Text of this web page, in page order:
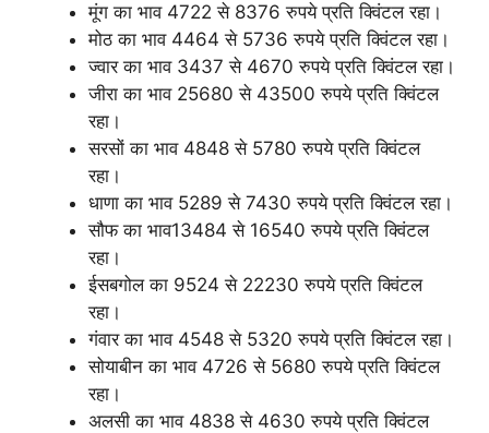
मूंग का भाव 4722 से 8376 रुपये प्रति क्विंटल रहा।
मोठ का भाव 4464 से 5736 रुपये प्रति क्विंटल रहा।
ज्वार का भाव 3437 से 4670 रुपये प्रति क्विंटल रहा।
जीरा का भाव 25680 से 43500 रुपये प्रति क्विंटल
रहा।
सरसों का भाव 4848 से 5780 रुपये प्रति क्विंटल
रहा।
धाणा का भाव 5289 से 7430 रुपये प्रति क्विंटल रहा।
सौफ का भाव13484 से 16540 रुपये प्रति क्विंटल
रहा।
ईसबगोल का 9524 से 22230 रुपये प्रति क्विंटल
रहा।
गंवार का भाव 4548 से 5320 रुपये प्रति क्विंटल रहा।
सोयाबीन का भाव 4726 से 5680 रुपये प्रति क्विंटल
रहा।
अलसी का भाव 4838 से 4630 रुपये प्रति क्विंटल